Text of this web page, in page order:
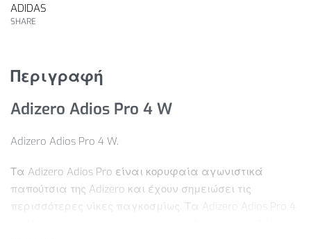
ADIDAS
SHARE
Περιγραφή
Adizero Adios Pro 4 W
Adizero Adios Pro 4 W.
Τα Adizero Adios Pro είναι κορυφαία αγωνιστικά
παπούτσια της Adizero και έχουν σημειώσει τις
περισσότερες νίκες παγκοσμίως. Τα Adizero Adios Pro 4